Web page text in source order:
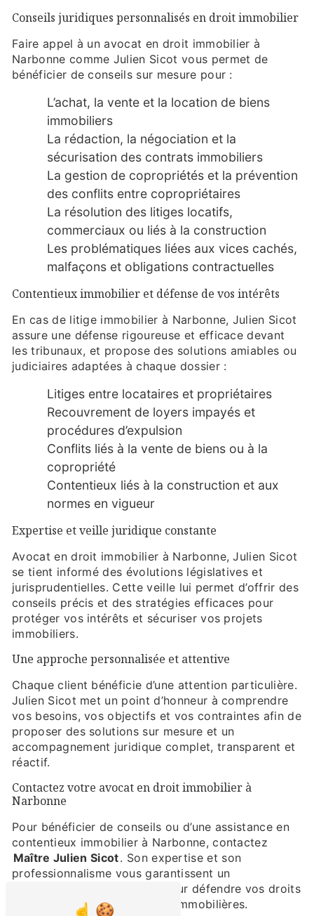
Conseils juridiques personnalisés en droit immobilier
Faire appel à un avocat en droit immobilier à
Narbonne comme Julien Sicot vous permet de
bénéficier de conseils sur mesure pour :
L’achat, la vente et la location de biens
immobiliers
La rédaction, la négociation et la
sécurisation des contrats immobiliers
La gestion de copropriétés et la prévention
des conflits entre copropriétaires
La résolution des litiges locatifs,
commerciaux ou liés à la construction
Les problématiques liées aux vices cachés,
malfaçons et obligations contractuelles
Contentieux immobilier et défense de vos intérêts
En cas de litige immobilier à Narbonne, Julien Sicot
assure une défense rigoureuse et efficace devant
les tribunaux, et propose des solutions amiables ou
judiciaires adaptées à chaque dossier :
Litiges entre locataires et propriétaires
Recouvrement de loyers impayés et
procédures d’expulsion
Conflits liés à la vente de biens ou à la
copropriété
Contentieux liés à la construction et aux
normes en vigueur
Expertise et veille juridique constante
Avocat en droit immobilier à Narbonne, Julien Sicot
se tient informé des évolutions législatives et
jurisprudentielles. Cette veille lui permet d’offrir des
conseils précis et des stratégies efficaces pour
protéger vos intérêts et sécuriser vos projets
immobiliers.
Une approche personnalisée et attentive
Chaque client bénéficie d’une attention particulière.
Julien Sicot met un point d’honneur à comprendre
vos besoins, vos objectifs et vos contraintes afin de
proposer des solutions sur mesure et un
accompagnement juridique complet, transparent et
réactif.
Contactez votre avocat en droit immobilier à
Narbonne
Pour bénéficier de conseils ou d’une assistance en
contentieux immobilier à Narbonne, contactez
Maître Julien Sicot. Son expertise et son
professionnalisme vous garantissent un
accompagnement complet pour défendre vos droits
et sécuriser vos transactions immobilières.